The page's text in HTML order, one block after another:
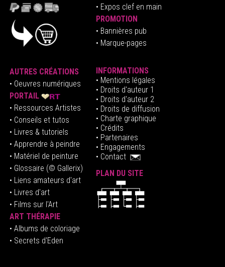
• Expos clef en main
PROMOTION
• Bannières pub
• Marque-pages
AUTRES CRÉATIONS
• Oeuvres numériques
PORTAIL
• Ressources Artistes
• Conseils et tutos
• Livres & tutoriels
• Apprendre à peindre
• Matériel de peinture
• Glossaire (© Gallerix)
• Liens amateurs d'art
• Livres d'art
• Films sur l'Art
ART THÉRAPIE
• Albums de coloriage
• Secrets d'Eden
INFORMATIONS
• Mentions légales
• Droits d'auteur1
• Droits d'auteur 2
• Droits de diffusion
• Charte graphique
• Crédits
• Partenaires
• Engagements
• Contact
PLAN DU SITE